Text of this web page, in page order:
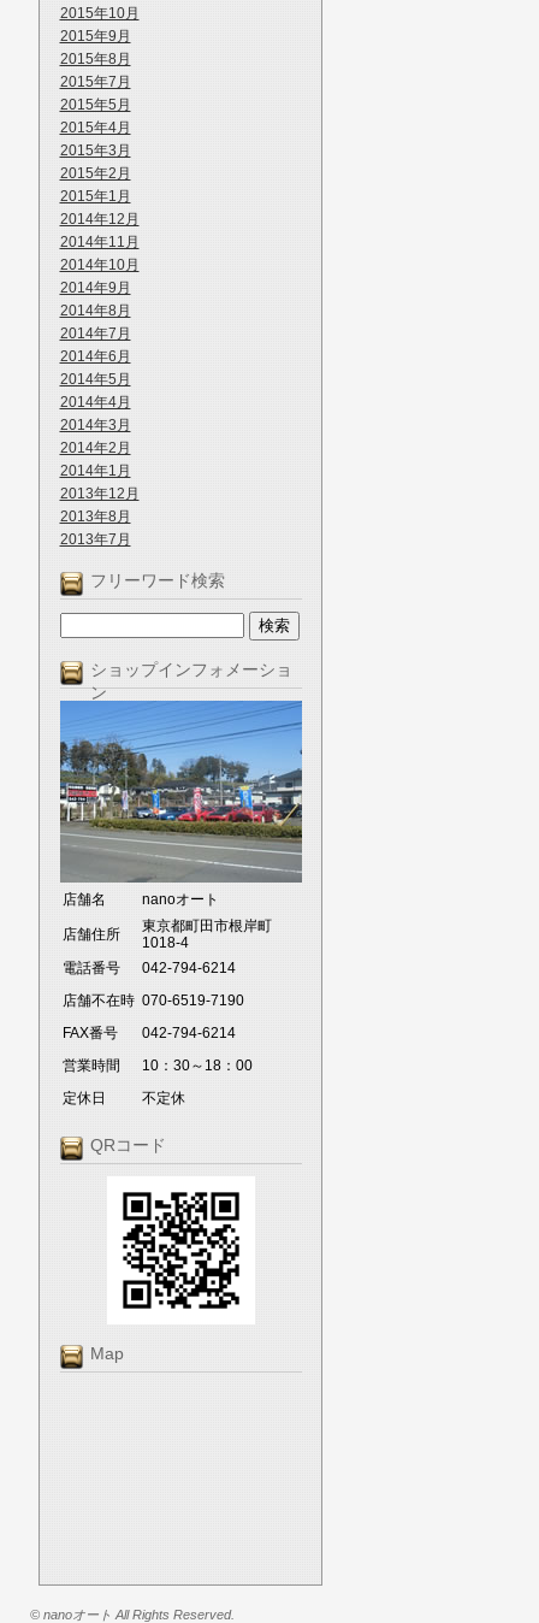
2015年10月
2015年9月
2015年8月
2015年7月
2015年5月
2015年4月
2015年3月
2015年2月
2015年1月
2014年12月
2014年11月
2014年10月
2014年9月
2014年8月
2014年7月
2014年6月
2014年5月
2014年4月
2014年3月
2014年2月
2014年1月
2013年12月
2013年8月
2013年7月
フリーワード検索
ショップインフォメーショ
ン
店舗名 nanoオート
店舗住所
東京都町田市根岸町
1018-4
電話番号
042-794-6214
店舗不在時 070-6519-7190
FAX番号
042-794-6214
営業時間
10：30～18：00
定休日
不定休
QRコード
Map
© nanoオート All Rights Reserved.